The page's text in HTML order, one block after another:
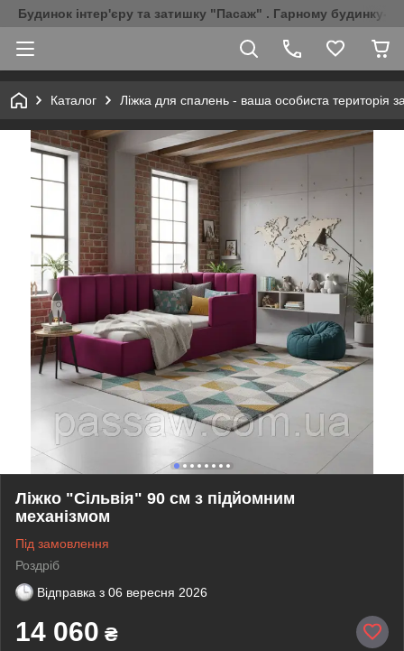
Будинок інтер'єру та затишку "Пасаж" . Гарному будинку-
Каталог Ліжка для спалень - ваша особиста територія
Ліжко "Сільвія" 90 см з підйомним
механізмом
Під замовлення
Роздріб
Відправка з 06 вересня 2026
14 060 ₴